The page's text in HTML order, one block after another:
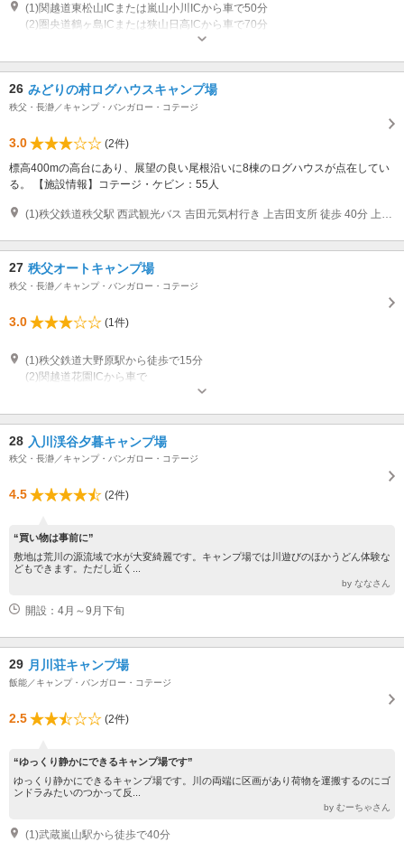
(1)関越道東松山ICまたは嵐山小川ICから車で50分
(2)圏央道鶴ヶ島ICまたは狭山日高ICから車で70分
営業：4月～10月 4月1日～10月31日/予約3月1日～
26 みどりの村ログハウスキャンプ場
秩父・長瀞／キャンプ・バンガロー・コテージ
3.0
(2件)
標高400mの高台にあり、展望の良い尾根沿いに8棟のログハウスが点在してい
る。 【施設情報】コテージ・ケビン：55人
27 秩父オートキャンプ場
秩父・長瀞／キャンプ・バンガロー・コテージ
3.0 (1件)
(1)秩父鉄道大野原駅から徒歩で15分
(2)関越道花園ICから車で
営業：4月1日～11月15日 8:00～18:00 管理人の常駐時間
28 入川渓谷夕暮キャンプ場
秩父・長瀞／キャンプ・バンガロー・コテージ
4.5 (2件)
“買い物は事前に”
敷地は荒川の源流域で水が大変綺麗です。キャンプ場では川遊びのほかうどん体験な
どもできます。ただし近く...
by ななさん
開設：4月～9月下旬
29 月川荘キャンプ場
飯能／キャンプ・バンガロー・コテージ
2.5 (2件)
“ゆっくり静かにできるキャンプ場です”
ゆっくり静かにできるキャンプ場です。川の両端に区画があり荷物を運搬するのにゴ
ンドラみたいのつかって反...
by むーちゃさん
(1)武蔵嵐山駅から徒歩で40分